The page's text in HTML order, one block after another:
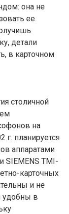
она не
ее
детали
в карточном
столичной
на
г. планируется
аппаратами
SIEMENS TMI-
карточных
и не
удобны в